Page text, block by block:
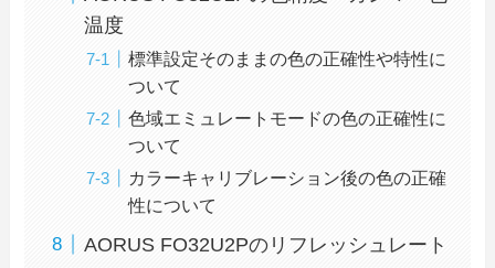
温度
標準設定そのままの色の正確性や特性に
ついて
色域エミュレートモードの色の正確性に
ついて
カラーキャリブレーション後の色の正確
性について
AORUS FO32U2Pのリフレッシュレート